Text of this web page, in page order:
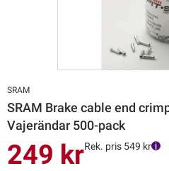
SRAM
SRAM Brake cable end
Vajerändar 500-pack
249 krRek. pris 549 kr